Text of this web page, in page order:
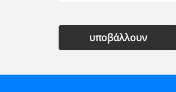
υποβάλλουν